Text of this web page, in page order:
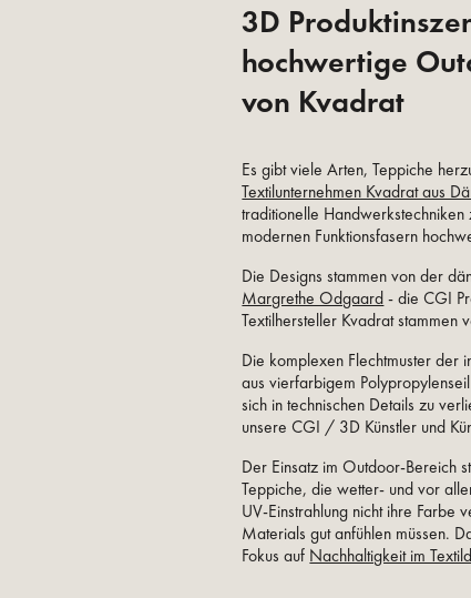
3D
hochwertige
von Kvadrat
Es gibt viele Arten, Teppiche
Textilunternehmen Kvadrat aus
traditionelle
modernen Funktionsfasern
Die Designs stammen von der
Margrethe Odgaard - die CGI
Textilhersteller Kvadrat stammen
Die komplexen Flechtmuster der
aus vierfarbigem
sich in technischen Details zu
unsere CGI / 3D Künstler und
Der Einsatz im Outdoor-Bereich
Teppiche, die wetter- und vor
UV-Einstrahlung nicht ihre Farbe
Materials gut anfühlen müssen.
Fokus auf Nachhaltigkeit im